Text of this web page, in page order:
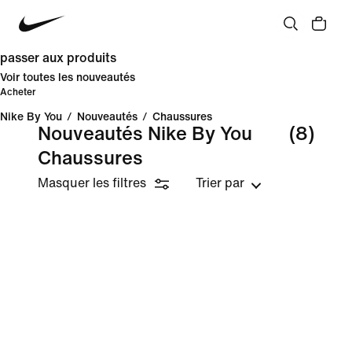
passer aux produits
Voir toutes les nouveautés
Acheter
Nike By You / Nouveautés / Chaussures
Nouveautés Nike By You
Chaussures
(8)
Masquer les filtres Trier par